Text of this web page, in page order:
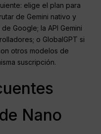
elige el plan para
de Gemini nativo y
Google; la API Gemini
o GlobalGPT si
otros modelos de
suscripción.
Nano